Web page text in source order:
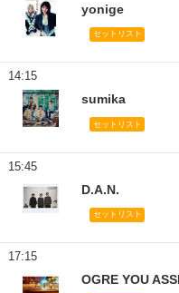
yonige
セットリスト
14:15
sumika
セットリスト
15:45
D.A.N.
セットリスト
17:15
OGRE YOU